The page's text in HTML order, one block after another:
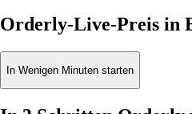
Orderly-Live-Preis in
In Wenigen Minuten starten